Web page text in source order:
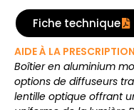
Fiche technique
AIDE À LA PRESCRIPTION
Boîtier en aluminium
options de diffuseurs
lentille optique offrant